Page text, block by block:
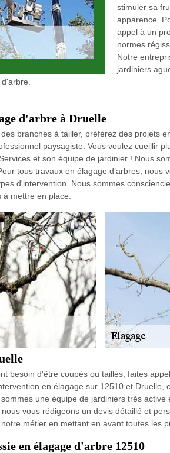
stimuler sa
apparence.
appel à un
normes
Notre
jardiniers
d'arbre à Druelle
branches à tailler, préférez des projets
paysagiste. Vous voulez cueillir
et son équipe de jardinier ! Nous
tous travaux en élagage d’arbres, nous
d'intervention. Nous sommes
mettre en place.
besoin d'être coupés ou taillés, faites
en élagage sur 12510 et Druelle,
une équipe de jardiniers très
vous rédigeons un devis détaillé et
métier en mettant en avant toutes les
en élagage d'arbre 12510